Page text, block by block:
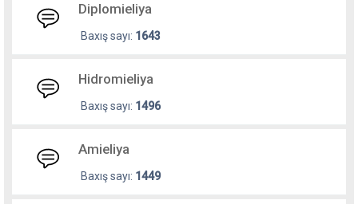
Diplomieliya
Baxış sayı: 1643
Hidromieliya
Baxış sayı: 1496
Amieliya
Baxış sayı: 1449